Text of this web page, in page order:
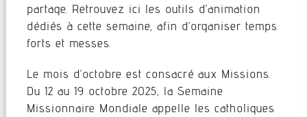
partage. Retrouvez ici les outils d’animation
dédiés à cette semaine, afin d’organiser temps
forts et messes.
Le mois d’octobre est consacré aux Missions.
Du 12 au 19 octobre 2025, la Semaine
Missionnaire Mondiale appelle les catholiques